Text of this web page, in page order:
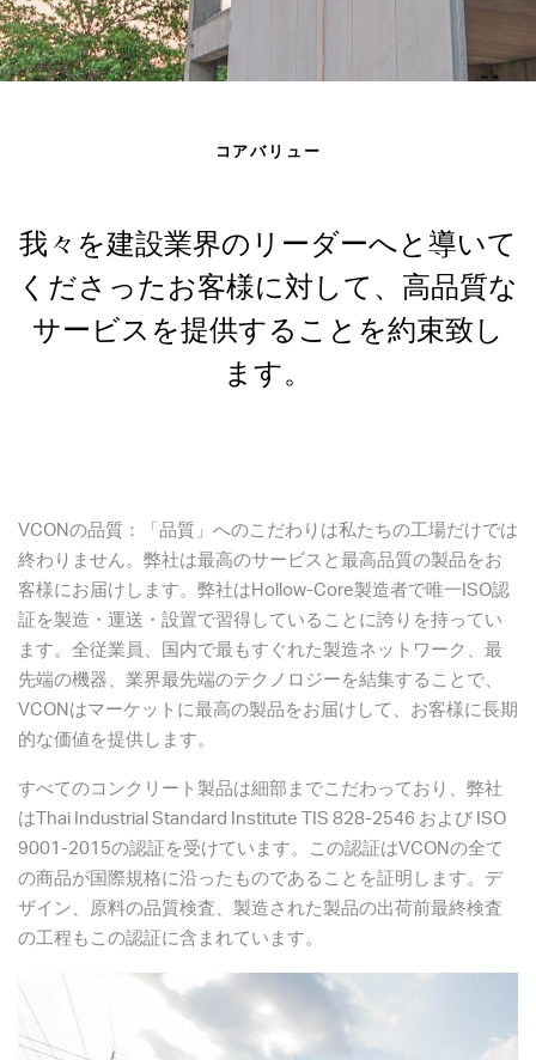
コアバリュー
我々を建設業界のリーダーへと導いて
くださったお客様に対して、高品質な
サービスを提供することを約束致し
ます。
VCONの品質：「品質」へのこだわりは私たちの工場だけでは
終わりません。弊社は最高のサービスと最高品質の製品をお
客様にお届けします。弊社はHollow-Core製造者で唯一ISO認
証を製造・運送・設置で習得していることに誇りを持ってい
ます。全従業員、国内で最もすぐれた製造ネットワーク、最
先端の機器、業界最先端のテクノロジーを結集することで、
VCONはマーケットに最高の製品をお届けして、お客様に長期
的な価値を提供します。
すべてのコンクリート製品は細部までこだわっており、弊社
はThai Industrial Standard Institute TIS 828-2546 および ISO
9001-2015の認証を受けています。この認証はVCONの全て
の商品が国際規格に沿ったものであることを証明します。デ
ザイン、原料の品質検査、製造された製品の出荷前最終検査
の工程もこの認証に含まれています。